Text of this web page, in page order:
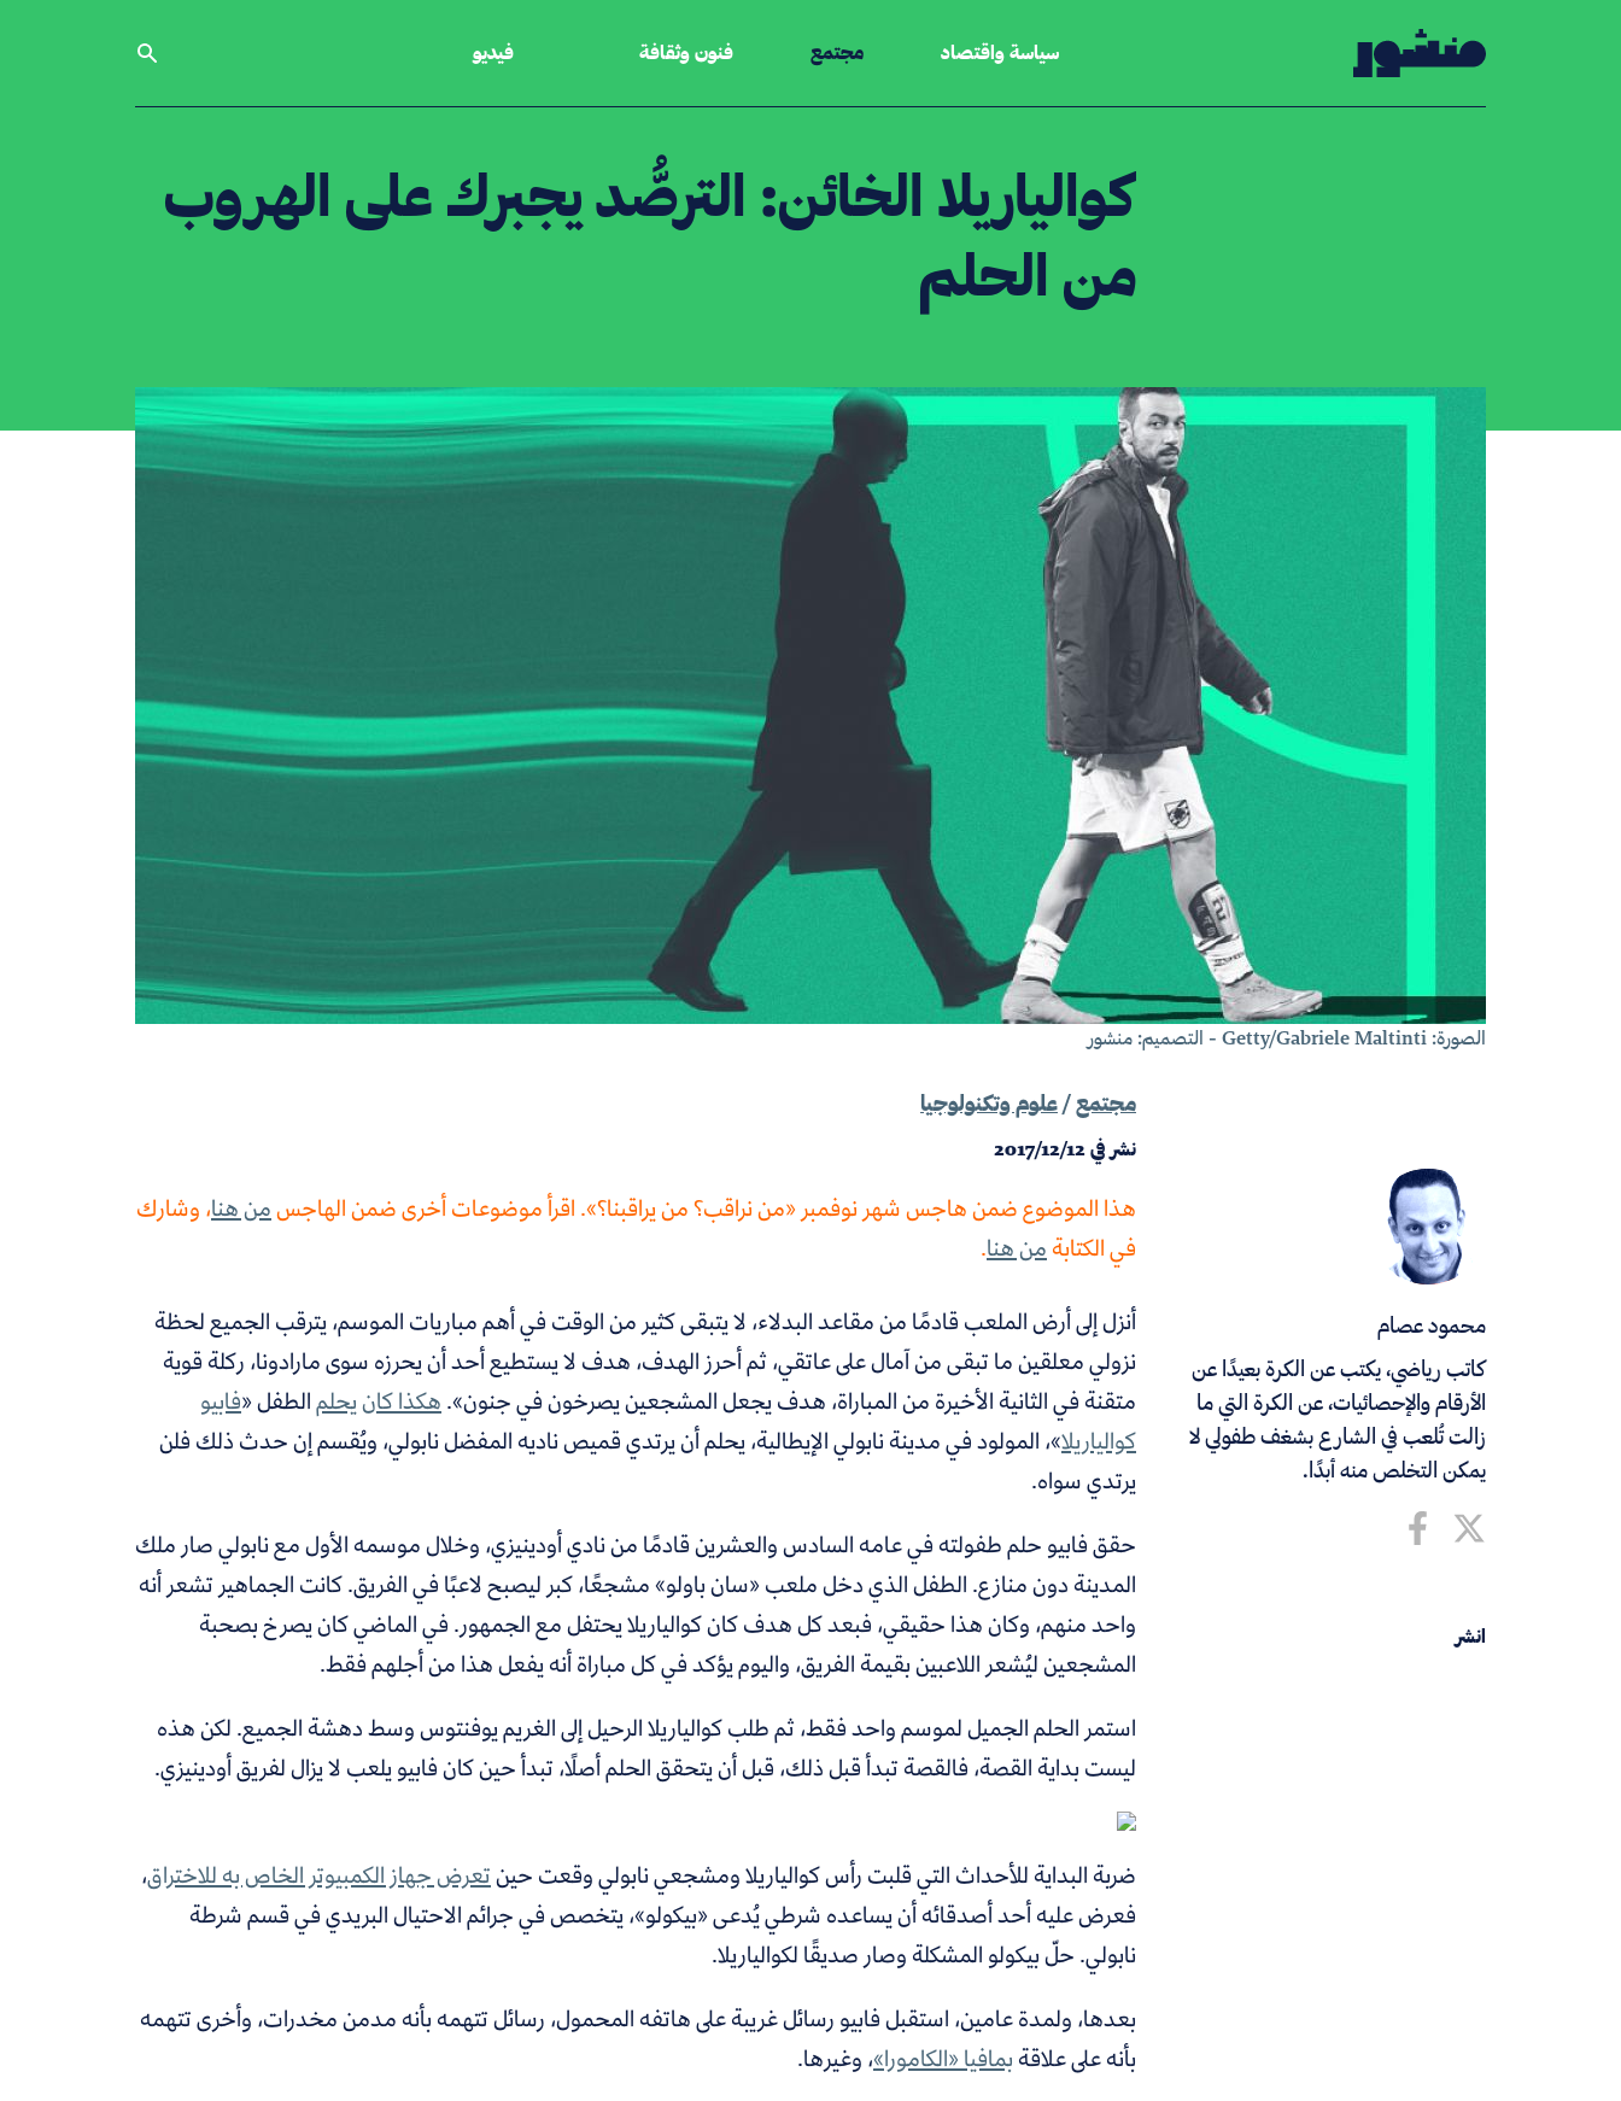
الصفحة الرئيسية سياسة واقتصاد مجتمع فنون وثقافة فيديو
كوالياريلا الخائن: الترصُّد يجبرك على الهروب
من الحلم
الصورة: Getty/Gabriele Maltinti - التصميم: منشور
محمود عصام
كاتب رياضي، يكتب عن الكرة بعيدًا عن
الأرقام والإحصائيات، عن الكرة التي ما
زالت تُلعب في الشارع بشغف طفولي لا
يمكن التخلص منه أبدًا.
انشر
مجتمع/علوم وتكنولوجيا
نشر في2017/12/12
هذا الموضوع ضمن هاجس شهر نوفمبر «من نراقب؟ من يراقبنا؟». اقرأ موضوعات أخرى ضمن الهاجسمن هنا، وشارك
في الكتابةمن هنا.
أنزل إلى أرض الملعب قادمًا من مقاعد البدلاء، لا يتبقى كثير من الوقت في أهم مباريات الموسم، يترقب الجميع لحظة
نزولي معلقين ما تبقى من آمال على عاتقي، ثم أحرز الهدف، هدف لا يستطيع أحد أن يحرزه سوى مارادونا، ركلة قوية
متقنة في الثانية الأخيرة من المباراة، هدف يجعل المشجعين يصرخون في جنون».هكذا كان يحلمالطفل «فابيو
كوالياريلا»،المولود في مدينة نابولي الإيطالية، يحلم أن يرتدي قميص ناديه المفضل نابولي، ويُقسم إن حدث ذلك فلن
يرتدي سواه.
حقق فابيو حلم طفولته في عامه السادس والعشرين قادمًا من نادي أودينيزي، وخلال موسمه الأول مع نابولي صار ملك
المدينة دون منازع. الطفل الذي دخل ملعب «سان باولو» مشجعًا، كبر ليصبح لاعبًا في الفريق. كانت الجماهير تشعر أنه
واحد منهم، وكان هذا حقيقي، فبعد كل هدف كان كوالياريلا يحتفل مع الجمهور. في الماضي كان يصرخ بصحبة
المشجعين ليُشعر اللاعبين بقيمة الفريق، واليوم يؤكد في كل مباراة أنه يفعل هذا من أجلهم فقط.
استمر الحلم الجميل لموسم واحد فقط، ثم طلب كوالياريلا الرحيل إلى الغريم يوفنتوس وسط دهشة الجميع. لكن هذه
ليست بداية القصة، فالقصة تبدأ قبل ذلك، قبل أن يتحقق الحلم أصلًا، تبدأ حين كان فابيو يلعب لا يزال لفريق أودينيزي.
ضربة البداية للأحداث التي قلبت رأس كوالياريلا ومشجعي نابولي وقعت حينتعرض جهاز الكمبيوتر الخاص به للاختراق،
فعرض عليه أحد أصدقائه أن يساعده شرطي يُدعى «بيكولو»، يتخصص في جرائم الاحتيال البريدي في قسم شرطة
نابولي. حلّ بيكولو المشكلة وصار صديقًا لكوالياريلا.
بعدها، ولمدة عامين، استقبل فابيو رسائل غريبة على هاتفه المحمول، رسائل تتهمه بأنه مدمن مخدرات، وأخرى تتهمه
بأنه على علاقةبمافيا «الكامورا»، وغيرها.